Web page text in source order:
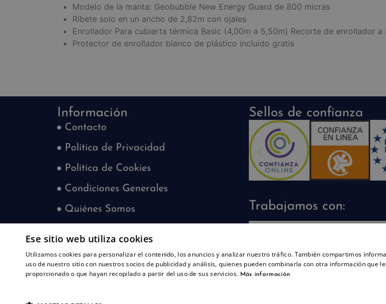
Modelo de la manta: Geobubble New Energy Guard de 800 micras
Ribete solo en un ancho de 2,82m con ojales
Enrollador Para cubierta térmica Basic (4,00m a 5,50m) Recorte de enrollador a
Protector de enrollador blanco de plástico incluido gratis
Información
Contacto
Política de Privacidad
Política de Cookies
Condiciones Generales
Quiénes Somos
¿Quieres trabajar con nosotros?
Sellos de confianza
Trabajamos con:
Ese sitio web utiliza cookies
Utilizamos cookies para personalizar el contenido, los anuncios y analizar nuestro tráfico. También compartimos
uso de nuestro sitio con nuestros socios de publicidad y análisis, quienes pueden combinarla con otra información que
proporcionado o que hayan recopilado a partir del uso de sus servicios. Más información